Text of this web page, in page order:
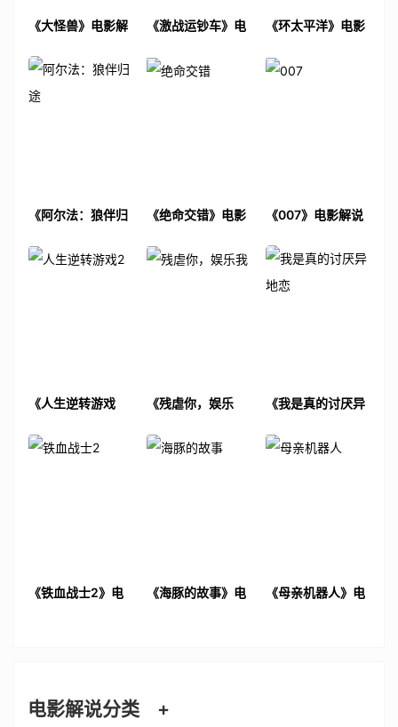
《大怪兽》电影解
《激战运钞车》电
《环太平洋》电影
《阿尔法：狼伴归
《绝命交错》电影
《007》电影解说
《人生逆转游戏
《残虐你，娱乐
《我是真的讨厌异
案
《铁血战士2》电
《海豚的故事》电
《母亲机器人》电
电影解说分类 +